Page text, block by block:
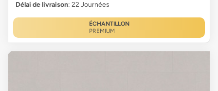
Délai de livraison: 22 Journées
ÉCHANTILLON
PREMIUM